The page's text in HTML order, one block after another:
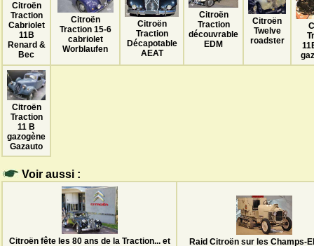
Citroën
Traction
Cabriolet
11B
Renard &
Bec
Citroën
Traction 15-6
cabriolet
Worblaufen
Citroën
Traction
Décapotable
AEAT
Citroën
Traction
découvrable
EDM
Citroën
Twelve
roadster
Citroën
Traction
11 B
gazogène
Gazauto
Voir aussi :
Citroën fête les 80 ans de la Traction... et
Raid Citroën sur les Champs-